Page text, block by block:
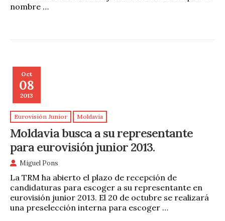
nombre …
Oct
08
2013
Eurovisión Junior Moldavia
Moldavia busca a su representante
para eurovisión junior 2013.
Miguel Pons
La TRM ha abierto el plazo de recepción de
candidaturas para escoger a su representante en
eurovisión junior 2013. El 20 de octubre se realizará
una preselección interna para escoger …